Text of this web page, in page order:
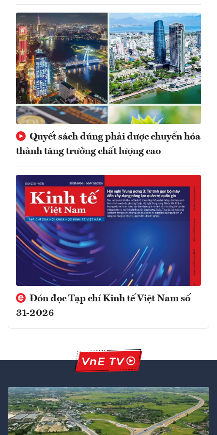
Quyết sách đúng phải được chuyển hóa
thành tăng trưởng chất lượng cao
Đón đọc Tạp chí Kinh tế Việt Nam số
31-2026